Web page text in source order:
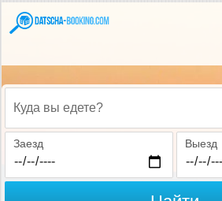
Куда вы едете?
Заезд Выезд